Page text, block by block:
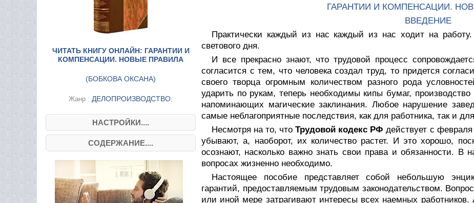
ЧИТАТЬ КНИГУ ОНЛАЙН: ГАРАНТИИ И
КОМПЕНСАЦИИ. НОВЫЕ ПРАВИЛА
(БОБКОВА ОКСАНА)
Жанр : ДЕЛОПРОИЗВОДСТВО;
НАСТРОЙКИ....
СОДЕРЖАНИЕ....
ГАРАНТИИ И КОМПЕНСАЦИИ.
ВВЕДЕНИЕ
Практически каждый из нас каждый из нас ходит на
светового дня.
И все прекрасно знают, что трудовой процесс
согласится с тем, что человека создал труд, то придется
своего творца огромным количеством разного рода
ударить по рукам, теперь необходимы кипы бумаг,
напоминающих магические заклинания. Любое нарушение
самые неблагоприятные последствия, как для работника, так и
Несмотря на то, чтоТрудовой кодекс РФ действует с
убывают, а, наоборот, их количество растет. И это хорошо,
осознают, насколько важно знать свои права и обязанности. В
вопросах жизненно необходимо.
Настоящее пособие представляет собой небольшую
гарантий, предоставляемым трудовым законодательством.
или иной мере затрагивают интересы всех наемных работников.